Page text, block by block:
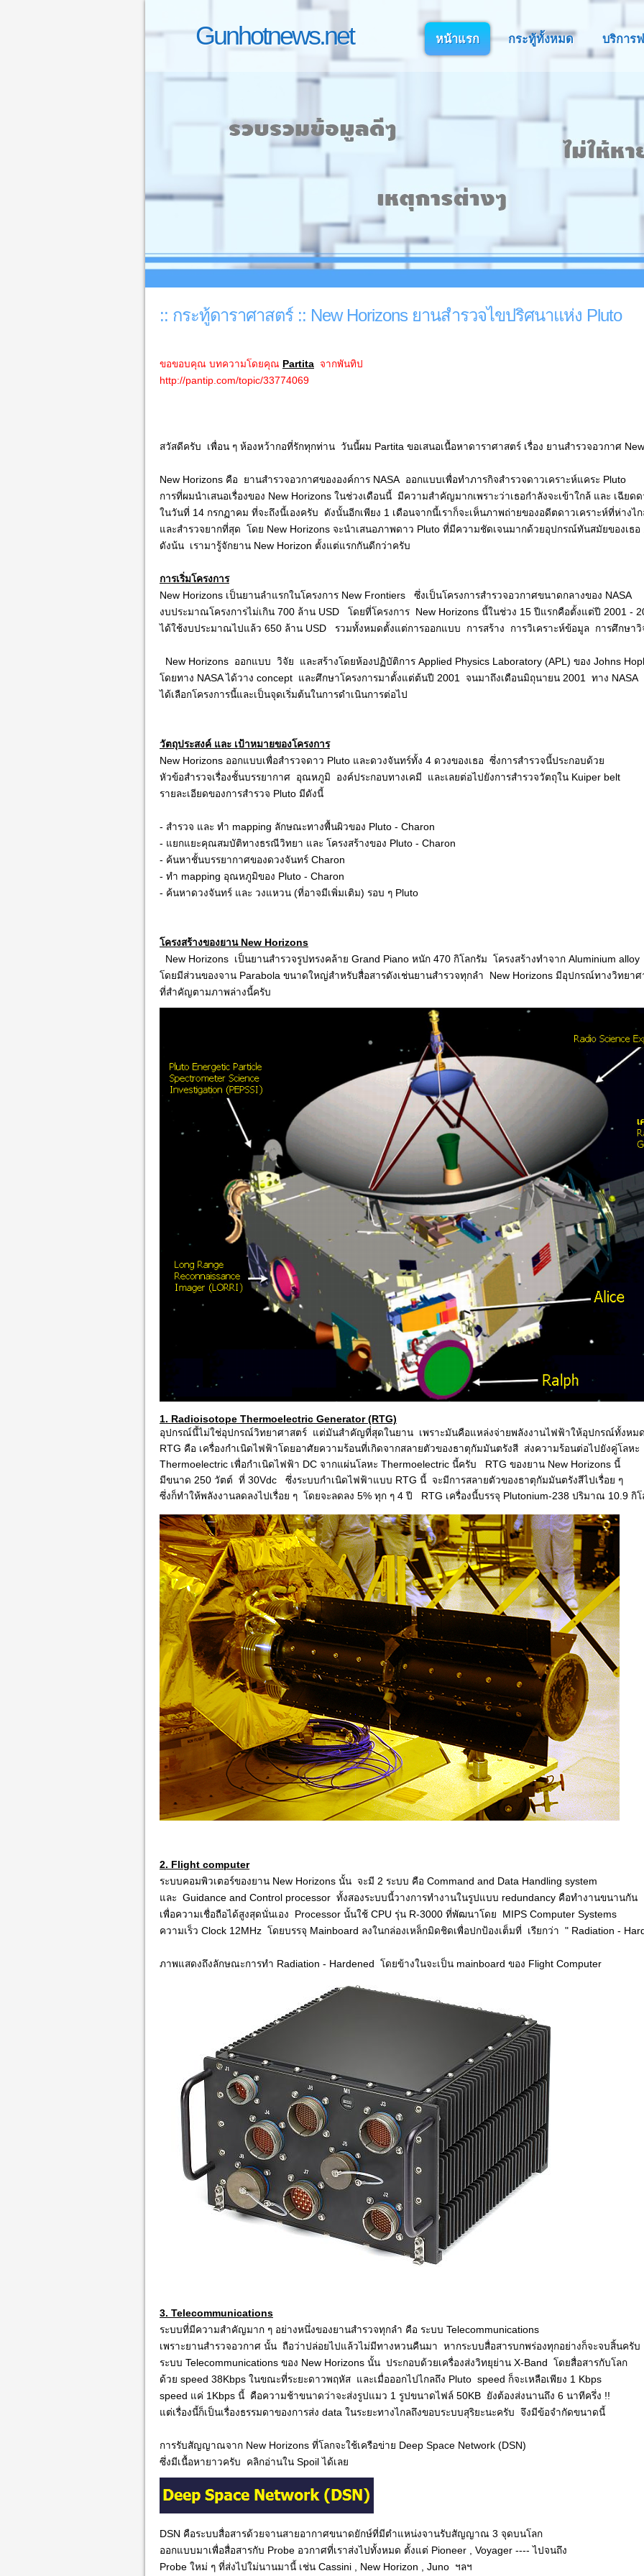
Gunhotnews.net หน้าแรก กระทู้ทั้งหมด บริการ
:: กระทู้ดาราศาสตร์ :: New Horizons ยานสำรวจไขปริศนาแห่ง Pluto
ขอขอบคุณ บทความโดยคุณ Partita จากพันทิป
http://pantip.com/topic/33774069
สวัสดีครับ เพื่อน ๆ ห้องหว้ากอที่รักทุกท่าน วันนี้ผม Partita ขอเสนอเนื้อหาดาราศาสตร์ เรื่อง ยานสำรวจอวกาศ
New Horizons คือ ยานสำรวจอวกาศขององค์การ NASA ออกแบบเพื่อทำภารกิจสำรวจดาวเคราะห์แคระ Pluto
การที่ผมนำเสนอเรื่องของ New Horizons ในช่วงเดือนนี้ มีความสำคัญมากเพราะว่าเธอกำลังจะเข้าใกล้ และ เฉียด
ในวันที่ 14 กรกฏาคม ที่จะถึงนี้เองครับ ดังนั้นอีกเพียง 1 เดือนจากนี้เราก็จะเห็นภาพถ่ายของอดีตดาวเคราะห์ที่ห่างไ
และสำรวจยากที่สุด โดย New Horizons จะนำเสนอภาพดาว Pluto ที่มีความชัดเจนมากด้วยอุปกรณ์ทันสมัยของเธอ
ดังน้น เรามารู้จักยาน New Horizon ตั้งแต่แรกกันดีกว่าครับ
การเริ่มโครงการ
New Horizons เป็นยานลำแรกในโครงการ New Frontiers ซึ่งเป็นโครงการสำรวจอวกาศขนาดกลางของ NASA
งบประมาณโครงการไม่เกิน 700 ล้าน USD โดยที่โครงการ New Horizons นี้ในช่วง 15 ปีแรกคือตั้งแต่ปี 2001 -
ได้ใช้งบประมาณไปแล้ว 650 ล้าน USD รวมทั้งหมดตั้งแต่การออกแบบ การสร้าง การวิเคราะห์ข้อมูล การศึกษาวิ
New Horizons ออกแบบ วิจัย และสร้างโดยห้องปฏิบัติการ Applied Physics Laboratory (APL) ของ Johns
โดยทาง NASA ได้วาง concept และศึกษาโครงการมาตั้งแต่ต้นปี 2001 จนมาถึงเดือนมิถุนายน 2001 ทาง NASA
ได้เลือกโครงการนี้และเป็นจุดเริ่มต้นในการดำเนินการต่อไป
วัตถุประสงค์ และ เป้าหมายของโครงการ
New Horizons ออกแบบเพื่อสำรวจดาว Pluto และดวงจันทร์ทั้ง 4 ดวงของเธอ ซึ่งการสำรวจนี้ประกอบด้วย
หัวข้อสำรวจเรื่องชั้นบรรยากาศ อุณหภูมิ องค์ประกอบทางเคมี และเลยต่อไปยังการสำรวจวัตถุใน Kuiper belt
รายละเอียดของการสำรวจ Pluto มีดังนี้
- สำรวจ และ ทำ mapping ลักษณะทางพื้นผิวของ Pluto - Charon
- แยกแยะคุณสมบัติทางธรณีวิทยา และ โครงสร้างของ Pluto - Charon
- ค้นหาชั้นบรรยากาศของดวงจันทร์ Charon
- ทำ mapping อุณหภูมิของ Pluto - Charon
- ค้นหาดวงจันทร์ และ วงแหวน (ที่อาจมีเพิ่มเติม) รอบ ๆ Pluto
โครงสร้างของยาน New Horizons
New Horizons เป็นยานสำรวจรูปทรงคล้าย Grand Piano หนัก 470 กิโลกรัม โครงสร้างทำจาก Aluminium alloy
โดยมีส่วนของจาน Parabola ขนาดใหญ่สำหรับสื่อสารดังเช่นยานสำรวจทุกลำ New Horizons มีอุปกรณ์ทางวิทยาศ
ที่สำคัญตามภาพล่างนี้ครับ
1. Radioisotope Thermoelectric Generator (RTG)
อุปกรณ์นี้ไม่ใช่อุปกรณ์วิทยาศาสตร์ แต่มันสำคัญที่สุดในยาน เพราะมันคือแหล่งจ่ายพลังงานไฟฟ้าให้อุปกรณ์ทั้งหมด
RTG คือ เครื่องกำเนิดไฟฟ้าโดยอาศัยความร้อนที่เกิดจากสลายตัวของธาตุกัมมันตรังสี ส่งความร้อนต่อไปยังคู่โลหะ
Thermoelectric เพื่อกำเนิดไฟฟ้า DC จากแผ่นโลหะ Thermoelectric นี้ครับ RTG ของยาน New Horizons นี้
มีขนาด 250 วัตต์ ที่ 30Vdc ซึ่งระบบกำเนิดไฟฟ้าแบบ RTG นี้ จะมีการสลายตัวของธาตุกัมมันตรังสีไปเรื่อย ๆ
ซึ่งก็ทำให้พลังงานลดลงไปเรื่อย ๆ โดยจะลดลง 5% ทุก ๆ 4 ปี RTG เครื่องนี้บรรจุ Plutonium-238 ปริมาณ 10.9 กิโ
2. Flight computer
ระบบคอมพิวเตอร์ของยาน New Horizons นั้น จะมี 2 ระบบ คือ Command and Data Handling system
และ Guidance and Control processor ทั้งสองระบบนี้วางการทำงานในรูปแบบ redundancy คือทำงานขนานกัน
เพื่อความเชื่อถือได้สูงสุดนั่นเอง Processor นั้นใช้ CPU รุ่น R-3000 ที่พัฒนาโดย MIPS Computer Systems
ความเร็ว Clock 12MHz โดยบรรจุ Mainboard ลงในกล่องเหล็กมิดชิดเพื่อปกป้องเต็มที่ เรียกว่า " Radiation -
ภาพแสดงถึงลักษณะการทำ Radiation - Hardened โดยข้างในจะเป็น mainboard ของ Flight Computer
3. Telecommunications
ระบบที่มีความสำคัญมาก ๆ อย่างหนึ่งของยานสำรวจทุกลำ คือ ระบบ Telecommunications
เพราะยานสำรวจอวกาศ นั้น ถือว่าปล่อยไปแล้วไม่มีทางหวนคืนมา หากระบบสื่อสารบกพร่องทุกอย่างก็จะจบสิ้นครับ
ระบบ Telecommunications ของ New Horizons นั้น ประกอบด้วยเครื่องส่งวิทยุย่าน X-Band โดยสื่อสารกับโลก
ด้วย speed 38Kbps ในขณะที่ระยะดาวพฤหัส และเมื่อออกไปไกลถึง Pluto speed ก็จะเหลือเพียง 1 Kbps
speed แค่ 1Kbps นี้ คือความช้าขนาดว่าจะส่งรูปแมว 1 รูปขนาดไฟล์ 50KB ยังต้องส่งนานถึง 6 นาทีครึ่ง !!
แต่เรื่องนี้ก็เป็นเรื่องธรรมดาของการส่ง data ในระยะทางไกลถึงขอบระบบสุริยะนะครับ จึงมีข้อจำกัดขนาดนี้
การรับสัญญาณจาก New Horizons ที่โลกจะใช้เครือข่าย Deep Space Network (DSN)
ซึ่งมีเนื้อหายาวครับ คลิกอ่านใน Spoil ได้เลย
DSN คือระบบสื่อสารด้วยจานสายอากาศขนาดยักษ์ที่มีตำแหน่งจานรับสัญญาณ 3 จุดบนโลก
ออกแบบมาเพื่อสื่อสารกับ Probe อวกาศที่เราส่งไปทั้งหมด ตั้งแต่ Pioneer , Voyager ---- ไปจนถึง
Probe ใหม่ ๆ ที่ส่งไปใม่นานมานี้ เช่น Cassini , New Horizon , Juno ฯลฯ